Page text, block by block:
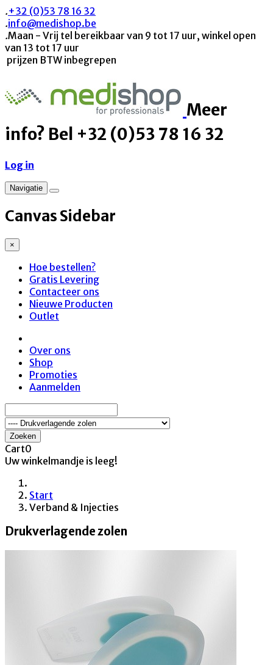
.+32 (0)53 78 16 32
.info@medishop.be
.Maan - Vrij tel bereikbaar van 9 tot 17 uur, winkel open
van 13 tot 17 uur
prijzen BTW inbegrepen
Meer
info? Bel +32 (0)53 78 16 32
Log in
Navigatie
Canvas Sidebar
×
Hoe bestellen?
Gratis Levering
Contacteer ons
Nieuwe Producten
Outlet
Over ons
Shop
Promoties
Aanmelden
Zoeken
Cart0
Uw winkelmandje is leeg!
Start
Verband & Injecties
Drukverlagende zolen